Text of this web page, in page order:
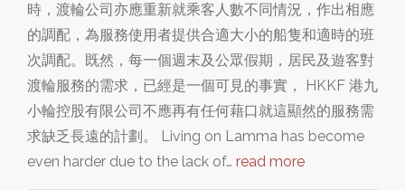
時，渡輪公司亦應重新就乘客人數不同情況，作出相應
的調配，為服務使用者提供合適大小的船隻和適時的班
次調配。既然，每一個週末及公眾假期，居民及遊客對
渡輪服務的需求，已經是一個可見的事實， HKKF 港九
小輪控股有限公司不應再有任何藉口就這顯然的服務需
求缺乏長遠的計劃。 Living on Lamma has become
even harder due to the lack of… read more